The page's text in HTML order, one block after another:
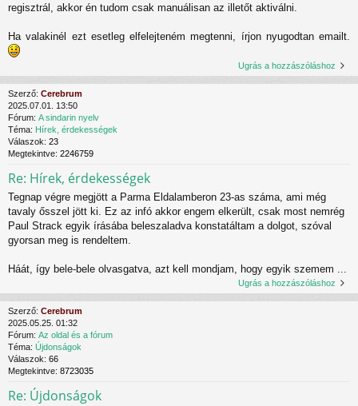
regisztrál, akkor én tudom csak manuálisan az illetőt aktiválni.
Ha valakinél ezt esetleg elfelejteném megtenni, írjon nyugodtan emailt.
Ugrás a hozzászóláshoz
Szerző: Cerebrum
2025.07.01. 13:50
Fórum: A sindarin nyelv
Téma: Hírek, érdekességek
Válaszok: 23
Megtekintve: 2246759
Re: Hírek, érdekességek
Tegnap végre megjött a Parma Eldalamberon 23-as száma, ami még
tavaly ősszel jött ki. Ez az infó akkor engem elkerült, csak most nemrég
Paul Strack egyik írásába beleszaladva konstatáltam a dolgot, szóval
gyorsan meg is rendeltem.
Háát, így bele-bele olvasgatva, azt kell mondjam, hogy egyik szemem ...
Ugrás a hozzászóláshoz
Szerző: Cerebrum
2025.05.25. 01:32
Fórum: Az oldal és a fórum
Téma: Újdonságok
Válaszok: 66
Megtekintve: 8723035
Re: Újdonságok